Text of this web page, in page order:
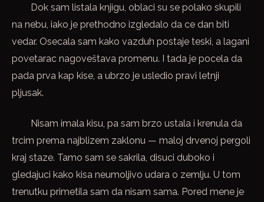
Dok sam listala knjigu, oblaci su se polako skupili
na nebu, iako je prethodno izgledalo da ce dan biti
vedar. Osecala sam kako vazduh postaje teski, a lagani
povetarac nagoveštava promenu. I tada je pocela da
pada prva kap kise, a ubrzo je usledio pravi letnji
pljusak.
Nisam imala kisu, pa sam brzo ustala i krenula da
trcim prema najblizem zaklonu — maloj drvenoj pergoli
kraj staze. Tamo sam se sakrila, disuci duboko i
gledajuci kako kisa neumoljivo udara o zemlju. U tom
trenutku primetila sam da nisam sama. Pored mene je